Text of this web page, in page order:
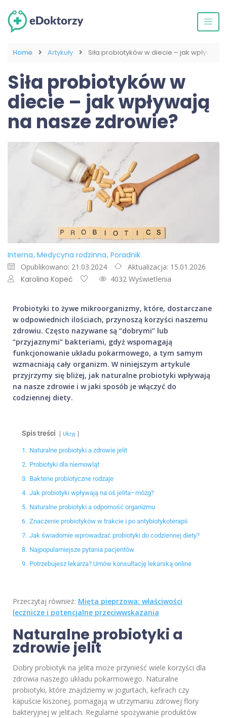
Home Artykuły Siła probiotyków w diecie – jak wpływają
Siła probiotyków w
diecie – jak wpływają
na nasze zdrowie?
Interna Medycyna rodzinna Poradnik
Opublikowano: 21.03.2024 Aktualizacja: 15.01.2026
Karolina Kopeć 4032 Wyświetlenia
Probiotyki to żywe mikroorganizmy, które, dostarczane
w odpowiednich ilościach, przynoszą korzyści naszemu
zdrowiu. Często nazywane są “dobrymi” lub
“przyjaznymi” bakteriami, gdyż wspomagają
funkcjonowanie układu pokarmowego, a tym samym
wzmacniają cały organizm. W niniejszym artykule
przyjrzymy się bliżej, jak naturalne probiotyki wpływają
na nasze zdrowie i w jaki sposób je włączyć do
codziennej diety.
Spis treści Ukryj
1. Naturalne probiotyki a zdrowie jelit
2. Probiotyki dla niemowląt
3. Bakterie probiotyczne rodzaje
4. Jak probiotyki wpływają na oś jelita–mózg?
5. Naturalne probiotyki a odporność organizmu
6. Znaczenie probiotyków w trakcie i po antybiotykoterapii
7. Jak świadomie wprowadzać probiotyki do codziennej diety?
8. Najpopularniejsze pytania pacjentów
9. Potrzebujesz lekarza? Umów konsultację lekarską online
Przeczytaj również: Mięta pieprzowa: właściwości
lecznicze i potencjalne przeciwwskazania
Naturalne probiotyki a
zdrowie jelit
Dobry probiotyk na jelita może przynieść wiele korzyści dla
zdrowia naszego układu pokarmowego. Naturalne
probiotyki, które znajdziemy w jogurtach, kefirach czy
kapuście kiszonej, pomagają w utrzymaniu zdrowej flory
bakteryjnej w jelitach. Regularne spożywanie produktów